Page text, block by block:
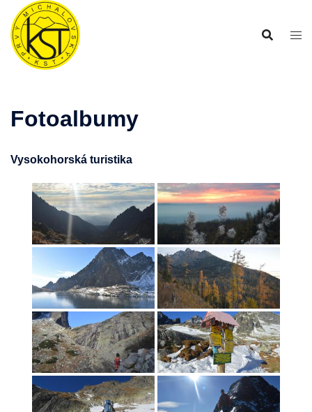
Preskočiť
obsah
Fotoalbumy
Vysokohorská turistika